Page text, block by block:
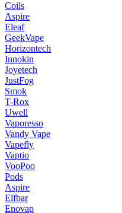
Coils
Aspire
Eleaf
GeekVape
Horizontech
Innokin
Joyetech
JustFog
Smok
T-Rox
Uwell
Vaporesso
Vandy Vape
Vapefly
Vaptio
VooPoo
Pods
Aspire
Elfbar
Enovap